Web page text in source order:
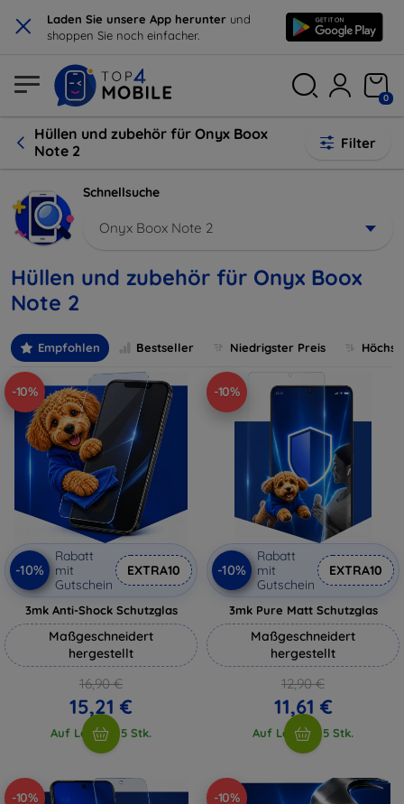
× Laden Sie unsere App herunter und
shoppen Sie noch einfacher.
0
Hüllen und zubehör für Onyx Boox
Note 2
Filter
Schnellsuche
Onyx Boox Note 2
Hüllen und zubehör für Onyx Boox
Note 2
Empfohlen Bestseller Niedrigster Preis
-10%
-10%
Rabatt
mit
Gutschein
EXTRA10
3mk Anti-Shock Schutzglas
Maßgeschneidert
hergestellt
16,90 €
15,21 €
Auf Lager > 5 Stk.
-10%
-10%
Rabatt
mit
Gutschein
EXTRA10
3mk Pure Matt Schutzglas
Maßgeschneidert
hergestellt
12,90 €
11,61 €
Auf Lager > 5 Stk.
-10% -10%